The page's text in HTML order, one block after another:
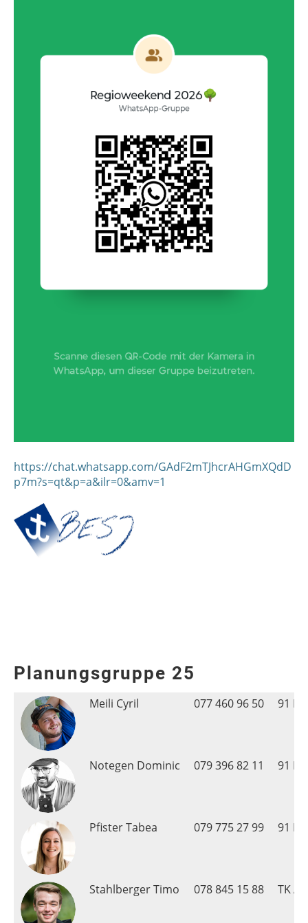
https://chat.whatsapp.com/GAdF2mTJhcrAHGmXQdD
p7m?s=qt&p=a&ilr=0&amv=1
Planungsgruppe 25
Meili Cyril 077 460 96 50 91
Notegen Dominic 079 396 82 11 91
Pfister Tabea 079 775 27 99 91
Stahlberger Timo 078 845 15 88 TK